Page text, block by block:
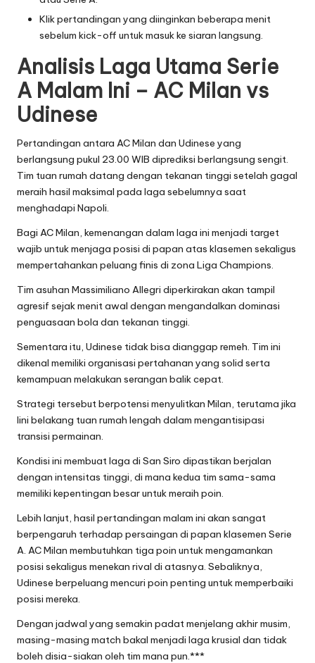
Klik pertandingan yang diinginkan beberapa menit
sebelum kick-off untuk masuk ke siaran langsung.
Analisis Laga Utama Serie
A Malam Ini – AC Milan vs
Udinese
Pertandingan antara AC Milan dan Udinese yang
berlangsung pukul 23.00 WIB diprediksi berlangsung sengit.
Tim tuan rumah datang dengan tekanan tinggi setelah gagal
meraih hasil maksimal pada laga sebelumnya saat
menghadapi Napoli.
Bagi AC Milan, kemenangan dalam laga ini menjadi target
wajib untuk menjaga posisi di papan atas klasemen sekaligus
mempertahankan peluang finis di zona Liga Champions.
Tim asuhan Massimiliano Allegri diperkirakan akan tampil
agresif sejak menit awal dengan mengandalkan dominasi
penguasaan bola dan tekanan tinggi.
Sementara itu, Udinese tidak bisa dianggap remeh. Tim ini
dikenal memiliki organisasi pertahanan yang solid serta
kemampuan melakukan serangan balik cepat.
Strategi tersebut berpotensi menyulitkan Milan, terutama jika
lini belakang tuan rumah lengah dalam mengantisipasi
transisi permainan.
Kondisi ini membuat laga di San Siro dipastikan berjalan
dengan intensitas tinggi, di mana kedua tim sama-sama
memiliki kepentingan besar untuk meraih poin.
Lebih lanjut, hasil pertandingan malam ini akan sangat
berpengaruh terhadap persaingan di papan klasemen Serie
A. AC Milan membutuhkan tiga poin untuk mengamankan
posisi sekaligus menekan rival di atasnya. Sebaliknya,
Udinese berpeluang mencuri poin penting untuk memperbaiki
posisi mereka.
Dengan jadwal yang semakin padat menjelang akhir musim,
masing-masing match bakal menjadi laga krusial dan tidak
boleh disia-siakan oleh tim mana pun.***